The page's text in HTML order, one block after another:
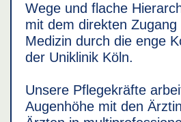
Wege und flache
mit dem direkten
Medizin durch die enge
der Uniklinik Köln.
Unsere Pflegekräfte
Augenhöhe mit den